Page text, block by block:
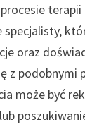
terapii
oraz
z podobnymi
może być